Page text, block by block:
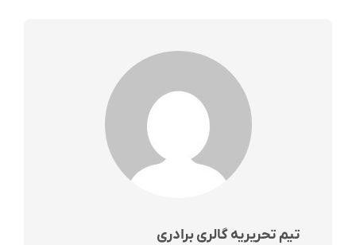
تیم تحریریه گالری برادری